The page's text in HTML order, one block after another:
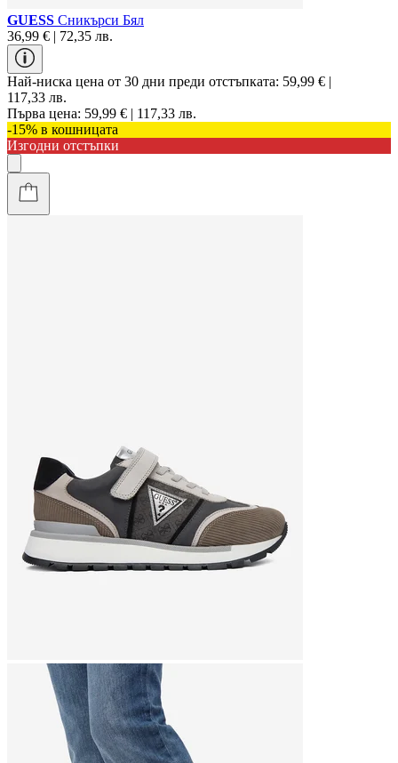
GUESS Сникърси Бял
36,99 € | 72,35 лв.
Най-ниска цена от 30 дни преди отстъпката: 59,99 € |
117,33 лв.
Първа цена: 59,99 € | 117,33 лв.
-15% в кошницата
Изгодни отстъпки